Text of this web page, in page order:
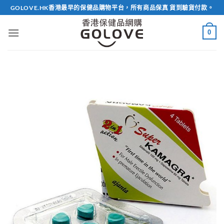
Skip
to
content
GOLOVE.HK香港最早的保健品購物平台，所有商品保真 貨到驗貨付款。
0